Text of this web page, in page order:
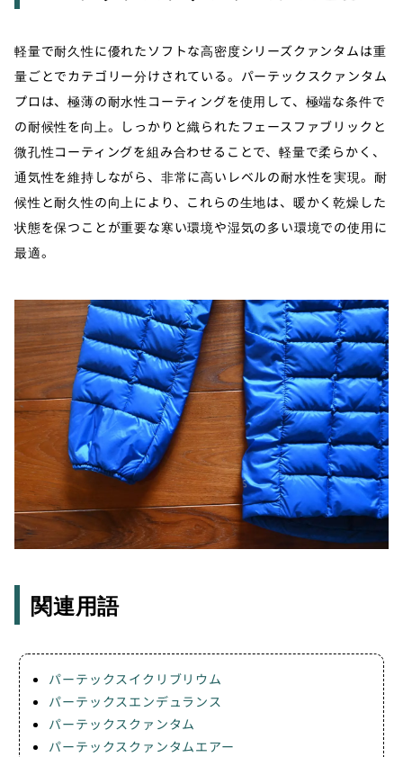
軽量で耐久性に優れたソフトな高密度シリーズクァンタムは重
量ごとでカテゴリー分けされている。パーテックスクァンタム
プロは、極薄の耐水性コーティングを使用して、極端な条件で
の耐候性を向上。しっかりと織られたフェースファブリックと
微孔性コーティングを組み合わせることで、軽量で柔らかく、
通気性を維持しながら、非常に高いレベルの耐水性を実現。耐
候性と耐久性の向上により、これらの生地は、暖かく乾燥した
状態を保つことが重要な寒い環境や湿気の多い環境での使用に
最適。
関連用語
パーテックスイクリブリウム
パーテックスエンデュランス
パーテックスクァンタム
パーテックスクァンタムエアー